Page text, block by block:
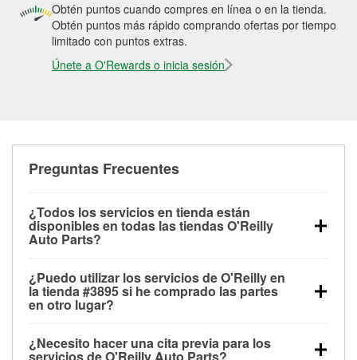
Obtén puntos cuando compres en línea o en la tienda.
Obtén puntos más rápido comprando ofertas por tiempo
limitado con puntos extras.
Únete a O'Rewards o inicia sesión
Preguntas Frecuentes
¿Todos los servicios en tienda están
disponibles en todas las tiendas O'Reilly
Auto Parts?
las pruebas de batería, pruebas de alternador y
motor de arranque, revisión de la luz “Check Engine”
con O'Reilly VeriScan® e instalación de
limpiaparabrisas o bombillas, están disponibles en
todas las tiendas O'Reilly Auto Parts. La tienda
¿Puedo utilizar los servicios de O'Reilly en
la tienda #3895 si he comprado las partes
en otro lugar?
de O'Reilly Auto Parts que estén disponibles en la
¿Necesito hacer una cita previa para los